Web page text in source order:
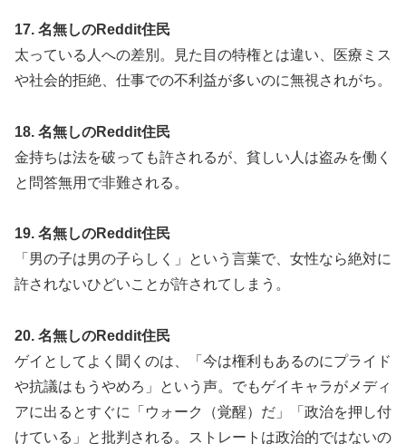
17. 名無しのReddit住民
太っている人への差別。見た目の特権とは違い、医療ミス
や社会的拒絶、仕事での不利益が多いのに無視されがち。
18. 名無しのReddit住民
金持ちは法を破っても許されるが、貧しい人は盗みを働く
と問答無用で非難される。
19. 名無しのReddit住民
「男の子は男の子らしく」という言葉で、女性なら絶対に
許されないひどいことが許されてしまう。
20. 名無しのReddit住民
ゲイとしてよく聞くのは、「今は権利もあるのにプライド
や抗議はもうやめろ」という声。でもゲイキャラがメディ
アに出るとすぐに「ウォーク（覚醒）だ」「政治を押し付
けている」と批判される。ストレートは政治的ではないの